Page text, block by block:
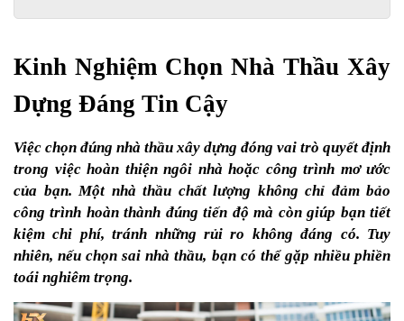
Kinh Nghiệm Chọn Nhà Thầu Xây
Dựng Đáng Tin Cậy
Việc chọn đúng nhà thầu xây dựng đóng vai trò quyết định
trong việc hoàn thiện ngôi nhà hoặc công trình mơ ước
của bạn. Một nhà thầu chất lượng không chỉ đảm bảo
công trình hoàn thành đúng tiến độ mà còn giúp bạn tiết
kiệm chi phí, tránh những rủi ro không đáng có. Tuy
nhiên, nếu chọn sai nhà thầu, bạn có thể gặp nhiều phiền
toái nghiêm trọng.